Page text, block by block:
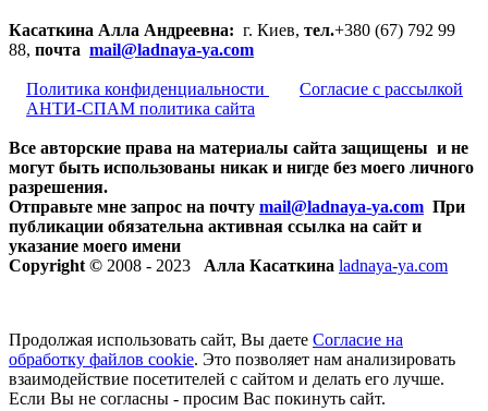
Касаткина Алла Андреевна: г. Киев, тел.+380 (67) 792 99
88, почта mail@ladnaya-ya.com
Политика конфиденциальности
Согласие с рассылкой
АНТИ-СПАМ политика сайта
Все авторские права на материалы сайта защищены и не
могут быть использованы никак и нигде без моего личного
разрешения.
Отправьте мне запрос на почту mail@ladnaya-ya.com При
публикации обязательна активная ссылка на сайт и
указание моего имени
Copyright © 2008 - 2023 Алла Касаткина ladnaya-ya.com
Продолжая использовать сайт, Вы даете Согласие на
обработку файлов cookie. Это позволяет нам анализировать
взаимодействие посетителей с сайтом и делать его лучше.
Если Вы не согласны - просим Вас покинуть сайт.